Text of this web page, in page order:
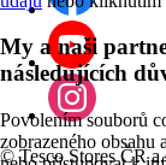
My a naši
následujících
Povolením souborů
zobrazeného obsahu
©Tesco Stores ČR